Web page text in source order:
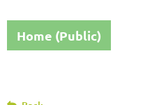
Home (Public)